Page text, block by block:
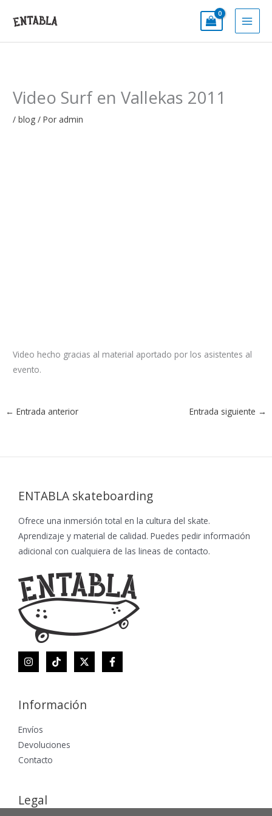
Video Surf en Vallekas 2011
/blog / Por admin
Video hecho gracias al material aportado por los asistentes al
evento.
← Entrada anterior Entrada siguiente →
ENTABLA skateboarding
Ofrece una inmersión total en la cultura del skate.
Aprendizaje y material de calidad. Puedes pedir información
adicional con cualquiera de las lineas de contacto.
Información
Envíos
Devoluciones
Contacto
Legal